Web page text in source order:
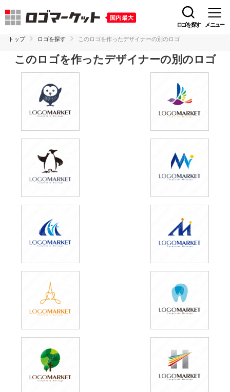
ロゴを探す メニュー
トップ ロゴを探す このロゴを作ったデザイナーの別のロゴ
このロゴを作ったデザイナーの別のロゴ